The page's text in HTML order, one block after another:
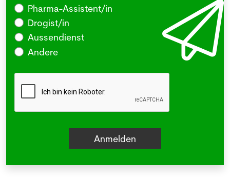
Pharma-Assistent/in
Drogist/in
Aussendienst
Andere